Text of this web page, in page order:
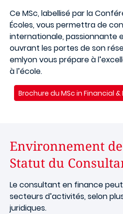
Ce MSc, labellisé par la
Écoles, vous permettra de
internationale, passionnante
ouvrant les portes de son
emlyon vous prépare à
à l’école.
Brochure du MSc in Financial
Environnement
Statut du
Le consultant en finance
secteurs d’activités, selon
juridiques.